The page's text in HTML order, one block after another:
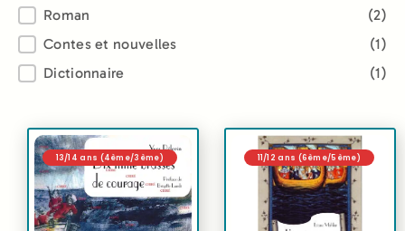
Roman
(2)
Contes et nouvelles
(1)
Dictionnaire
(1)
13/14 ans (4ème/3ème) 11/12 ans (6ème/5ème)